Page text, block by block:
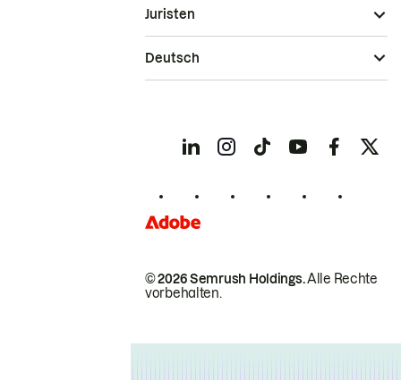
© 2026 Semrush Holdings.Alle Rechte
vorbehalten.
Juristen
Deutsch